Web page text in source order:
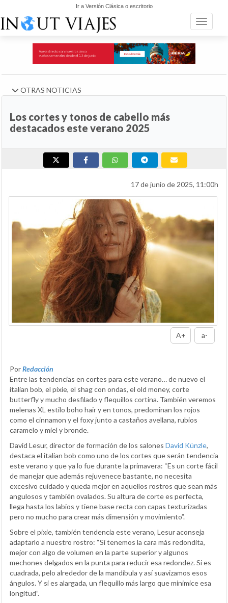
Ir a Versión Clásica o escritorio
Toggle
OTRAS NOTICIAS
Los cortes y tonos de cabello más
destacados este verano 2025
17 de junio de 2025, 11:00h
A+ a-
PorRedacción
Entre las tendencias en cortes para este verano… de nuevo el
italian bob, el pixie, el shag con ondas, el old money, corte
butterfly y mucho desfilado y flequillos cortina. También veremos
melenas XL estilo boho hair y en tonos, predominan los rojos
como el cinnamon y el foxy junto a castaños avellana, rubios
caramelo y miel y bronde.
David Lesur, director de formación de los salones David Künzle,
destaca el italian bob como uno de los cortes que serán tendencia
este verano y que ya lo fue durante la primavera: “Es un corte fácil
de manejar que además rejuvenece bastante, no necesita
excesivo cuidado y queda mejor en aquellos rostros que sean más
angulosos y también ovalados. Su altura de corte es perfecta,
llega hasta los labios y tiene base recta con capas texturizadas
pero no mucho para crear más dimensión y movimiento”.
Sobre el pixie, también tendencia este verano, Lesur aconseja
adaptarlo a nuestro rostro: “Si tenemos la cara más redondita,
mejor con algo de volumen en la parte superior y algunos
mechones delgados en la punta para reducir esa redondez. Si es
cuadrada, pelo alrededor de la mandíbula y así suavizamos esos
ángulos. Y si es alargada, un flequillo más largo que minimice esa
longitud”.